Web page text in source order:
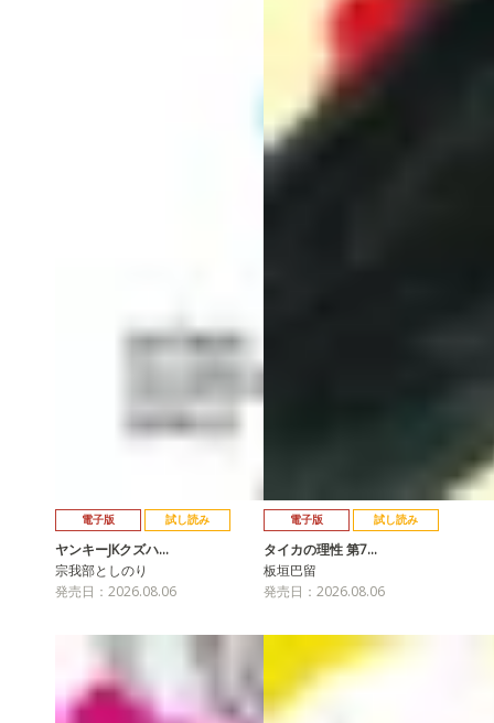
電子版 試し読み
ヤンキーJKクズハ…
宗我部としのり
発売日：2026.08.06
電子版 試し読み
タイカの理性 第7…
板垣巴留
発売日：2026.08.06